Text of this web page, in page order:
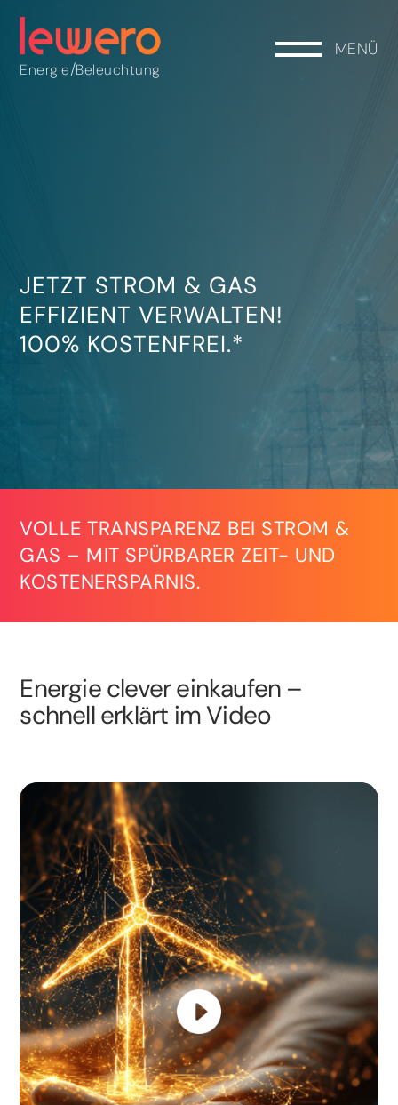
Energie/Beleuchtung
MENÜ
JETZT STROM & GAS
EFFIZIENT VERWALTEN!
100% KOSTENFREI.*
VOLLE TRANSPARENZ BEI STROM &
GAS – MIT SPÜRBARER ZEIT- UND
KOSTENERSPARNIS.
Energie clever einkaufen –
schnell erklärt im Video